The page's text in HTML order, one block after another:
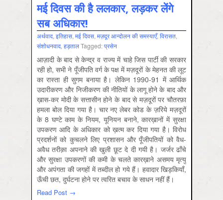
मई दिवस की है ललकार, लड़कर लेंगे
सब अधिकार!
अर्थवाद, इतिहास, मई दिवस, मज़दूर आन्दोलन की समस्‍याएँ, विरासत,
संशोधनवाद, हड़तालTagged:प्रसेन
आज़ादी के बाद से केन्द्र व राज्य में चाहे जिस पार्टी की सरकार
रही हो, सभी ने पूँजीपति वर्ग के पक्ष में मज़दूरों के मेहनत की लूट
का रास्ता ही सुगम बनाया है। लेकिन 1990-91 में आर्थिक
उदारीकरण और निजीकरण की नीतियों के लागू होने के बाद और
ख़ास-कर मोदी के सत्तासीन होने के बाद से मज़दूरों पर चौतरफ़ा
हमला बोल दिया गया है। चार नए लेबर कोड के ज़रिये मज़दूरों
के 8 घण्टे काम के नियम, यूनियन बनाने, कारख़ानों में सुरक्षा
उपकरण आदि के अधिकार को ख़त्म कर दिया गया है। विरोध
प्रदर्शनों को कुचलने लिए प्रशासन और पूँजीपतियों को वैध-
अवैध तरीक़ा अपनाने की खुली छूट दे दी गयी है। जर्जर ढाँचे
और सुरक्षा उपकरणों की कमी के चलते कारख़ाने असमय मृत्यु
और अपंगता की जगहों में तब्दील हो गये हैं। हवादार खिड़कियाँ,
ऊँची छत, दुर्घटना होने पर त्वरित बचाव के साधन नहीं हैं।
Read Post →